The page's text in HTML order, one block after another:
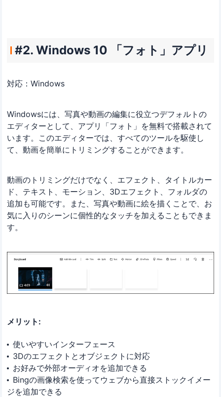
#2. Windows 10 「フォト」アプリ
対応：Windows
Windowsには、写真や動画の編集に役立つデフォルトの
エディターとして、アプリ「フォト」を無料で搭載されて
います。このエディターでは、すべてのツールを駆使し
て、動画を簡単にトリミングすることができます。
動画のトリミングだけでなく、エフェクト、タイトルカー
ド、テキスト、モーション、3Dエフェクト、フォルダの
追加も可能です。また、写真や動画に絵を描くことで、お
気に入りのシーンに個性的なタッチを加えることもできま
す。
メリット:
使いやすいインターフェース
3Dのエフェクトとオブジェクトに対応
お好みで外部オーディオを追加できる
Bingの画像検索を使ってウェブから直接ストックイメー
ジを追加できる